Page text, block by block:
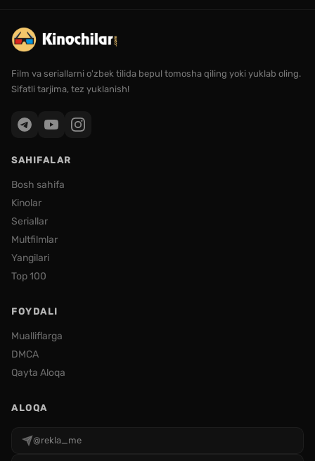
Film va seriallarni o'zbek tilida bepul tomosha qiling yoki yuklab oling.
Sifatli tarjima, tez yuklanish!
SAHIFALAR
Bosh sahifa
Kinolar
Seriallar
Multfilmlar
Yangilari
Top 100
FOYDALI
Mualliflarga
DMCA
Qayta Aloqa
ALOQA
@rekla_me